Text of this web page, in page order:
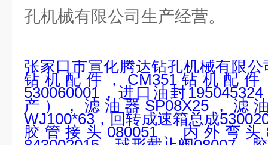
孔机械有限公司生产经营。
张家口市宣化腾达钻孔机械有限
钻机配件，CM351钻机配件
530060001 ，进口油封 195045324
产），滤油器 SP08X25 ，滤
WJ100*63，回转成速箱总成
胶管接头 080051、内外弯头